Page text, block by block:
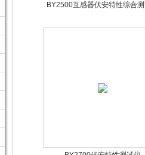
BY2500互感器伏安特性综合